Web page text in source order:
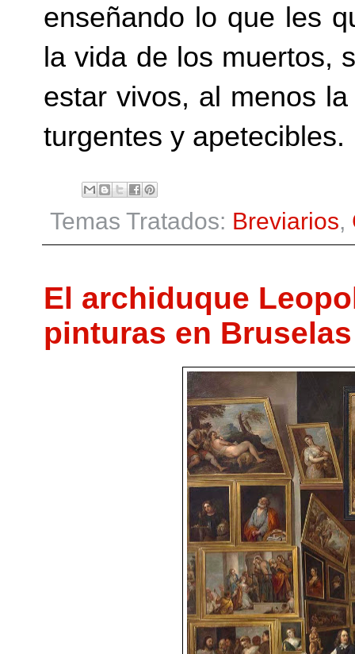
enseñando lo que les
la vida de los muertos,
estar vivos, al menos
turgentes y apetecibles.
Temas Tratados: Breviarios,
El archiduque
pinturas en Bruselas